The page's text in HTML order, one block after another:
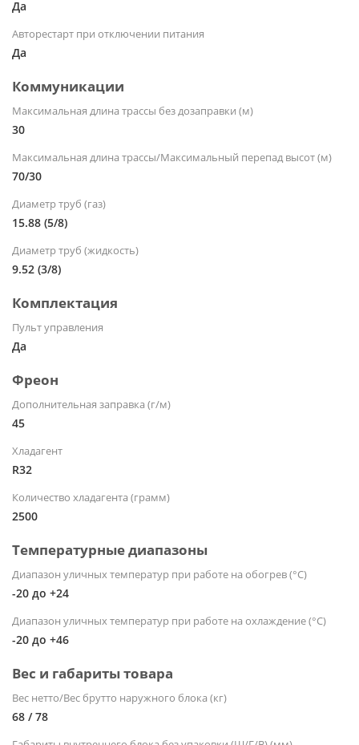
Да
Авторестарт при отключении питания
Да
Коммуникации
Максимальная длина трассы без дозаправки (м)
30
Максимальная длина трассы/Максимальный перепад высот (м)
70/30
Диаметр труб (газ)
15.88 (5/8)
Диаметр труб (жидкость)
9.52 (3/8)
Комплектация
Пульт управления
Да
Фреон
Дополнительная заправка (г/м)
45
Хладагент
R32
Количество хладагента (грамм)
2500
Температурные диапазоны
Диапазон уличных температур при работе на обогрев (°С)
-20 до +24
Диапазон уличных температур при работе на охлаждение (°С)
-20 до +46
Вес и габариты товара
Вес нетто/Вес брутто наружного блока (кг)
68 / 78